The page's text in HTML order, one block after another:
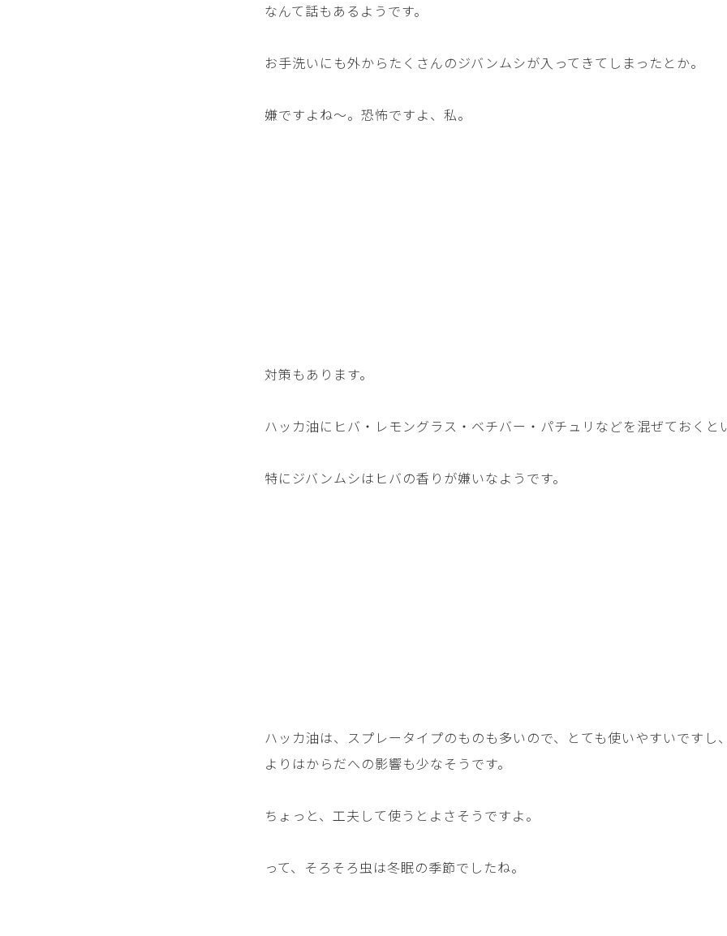
なんて話もあるようです。
お手洗いにも外からたくさんのジバンムシが入ってきてしまったとか。
嫌ですよね～。恐怖ですよ、私。
対策もあります。
ハッカ油にヒバ・レモングラス・ベチバー・パチュリなどを混ぜておくと
特にジバンムシはヒバの香りが嫌いなようです。
ハッカ油は、スプレータイプのものも多いので、とても使いやすいですし
よりはからだへの影響も少なそうです。
ちょっと、工夫して使うとよさそうですよ。
って、そろそろ虫は冬眠の季節でしたね。